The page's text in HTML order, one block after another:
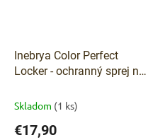
Inebrya Color Perfect
Locker - ochranný sprej na
Skladom (1 ks)
€17,90